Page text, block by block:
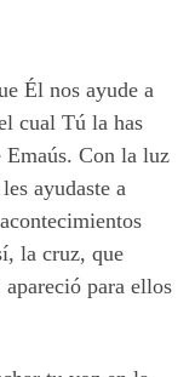
Él nos ayude a
cual Tú la has
Con la luz
ayudaste a
la cruz, que
para ellos